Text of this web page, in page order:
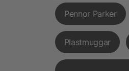
Pennor Parker
Plastmuggar